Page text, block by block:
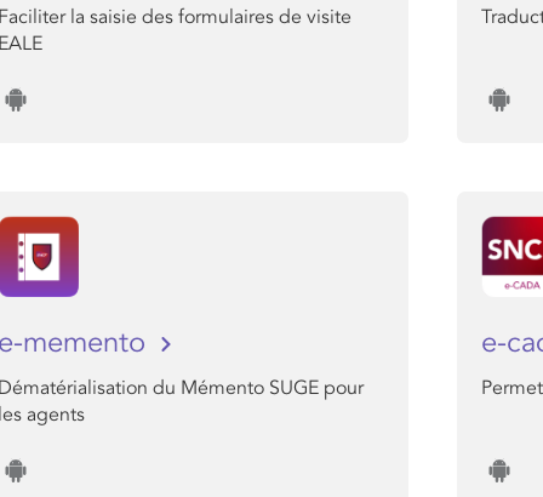
la saisie des formulaires de visite
memento
du Mémento SUGE pour
agents
e-